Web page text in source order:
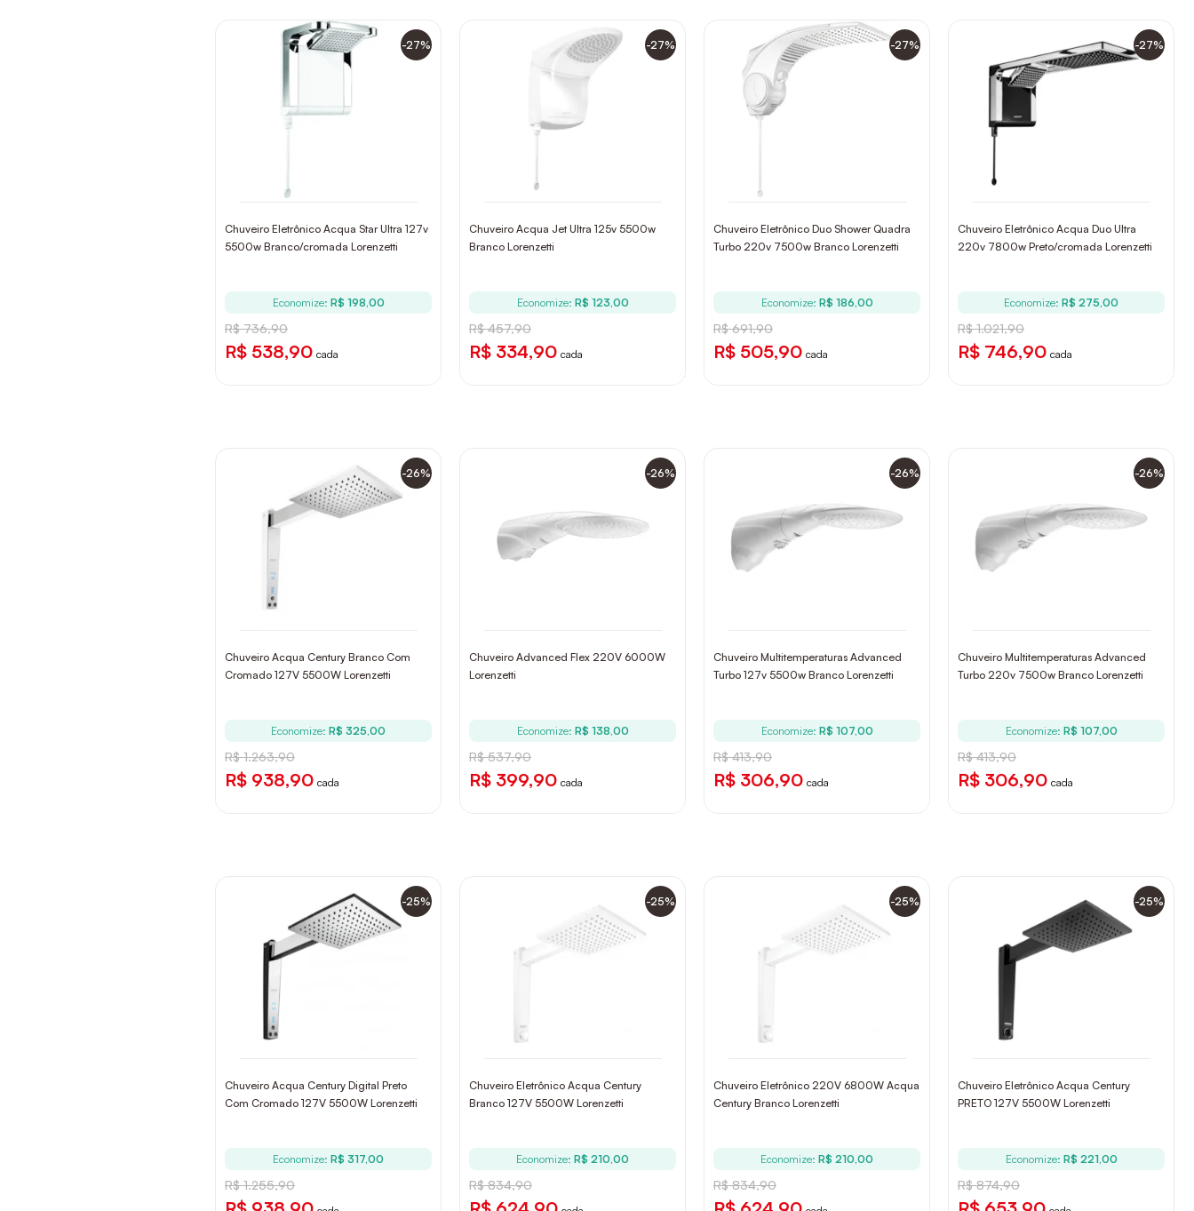
-27%
Chuveiro Eletrônico Acqua Star Ultra 127v
5500w Branco/cromada Lorenzetti
Economize: R$ 198,00
R$ 736,90
R$ 538,90 cada
-27%
Chuveiro Acqua Jet Ultra 125v 5500w
Branco Lorenzetti
Economize: R$ 123,00
R$ 457,90
R$ 334,90 cada
-27%
Chuveiro Eletrônico Duo Shower Quadra
Turbo 220v 7500w Branco Lorenzetti
Economize: R$ 186,00
R$ 691,90
R$ 505,90 cada
-27%
Chuveiro Eletrônico Acqua Duo Ultra
220v 7800w Preto/cromada Lorenzetti
Economize: R$ 275,00
R$ 1.021,90
R$ 746,90 cada
-26%
Chuveiro Acqua Century Branco Com
Cromado 127V 5500W Lorenzetti
Economize: R$ 325,00
R$ 1.263,90
R$ 938,90 cada
-26%
Chuveiro Advanced Flex 220V 6000W
Lorenzetti
Economize: R$ 138,00
R$ 537,90
R$ 399,90 cada
-26%
Chuveiro Multitemperaturas Advanced
Turbo 127v 5500w Branco Lorenzetti
Economize: R$ 107,00
R$ 413,90
R$ 306,90 cada
-26%
Chuveiro Multitemperaturas Advanced
Turbo 220v 7500w Branco Lorenzetti
Economize: R$ 107,00
R$ 413,90
R$ 306,90 cada
-25%
Chuveiro Acqua Century Digital Preto
Com Cromado 127V 5500W Lorenzetti
Economize: R$ 317,00
R$ 1.255,90
-25%
Chuveiro Eletrônico Acqua Century
Branco 127V 5500W Lorenzetti
Economize: R$ 210,00
R$ 834,90
-25%
Chuveiro Eletrônico 220V 6800W Acqua
Century Branco Lorenzetti
Economize: R$ 210,00
R$ 834,90
-25%
Chuveiro Eletrônico Acqua Century
PRETO 127V 5500W Lorenzetti
Economize: R$ 221,00
R$ 874,90